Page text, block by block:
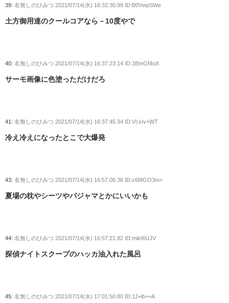
39: 名無しのひみつ 2021/07/14(水) 16:32:30.99 ID:B0VwpSWe
土方御用達のクールコアなら－10度やで
40: 名無しのひみつ 2021/07/14(水) 16:37:23.14 ID:JBmGf4oX
サーモ画像に色塗っただけだろ
41: 名無しのひみつ 2021/07/14(水) 16:37:45.34 ID:VcxIv+WT
冷え冷えになったとこで大爆発
43: 名無しのひみつ 2021/07/14(水) 16:57:06.36 ID:z6MGO3m+
夏場の枕やシーツやパジャマとかにいいかも
44: 名無しのひみつ 2021/07/14(水) 16:57:21.82 ID:mikI6UJV
探偵ナイトスクープのハッカ油入れた風呂
45: 名無しのひみつ 2021/07/14(水) 17:01:50.80 ID:1J+ib++A